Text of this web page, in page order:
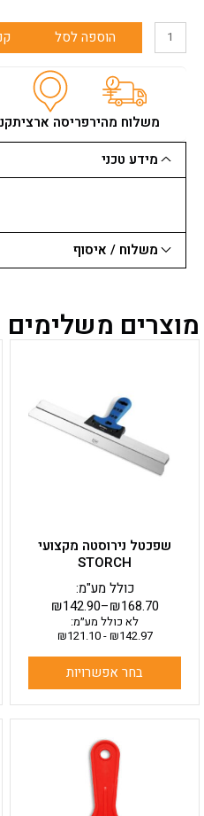
כמות
EDMA
כפול+נרתיק
150
הוספה לסל
משלוח מהירפריסה ארצית
מידע טכני
משלוח / איסוף
מוצרים משלימים
שפכטל נירוסטה מקצועי
STORCH
₪142.90–₪168.70
כולל מע"מ:
לא כולל מע״מ:
₪142.97
-
₪121.10
בחר אפשרויות
סוגים.
ניתן
זה
יש
מספר
סוגים.